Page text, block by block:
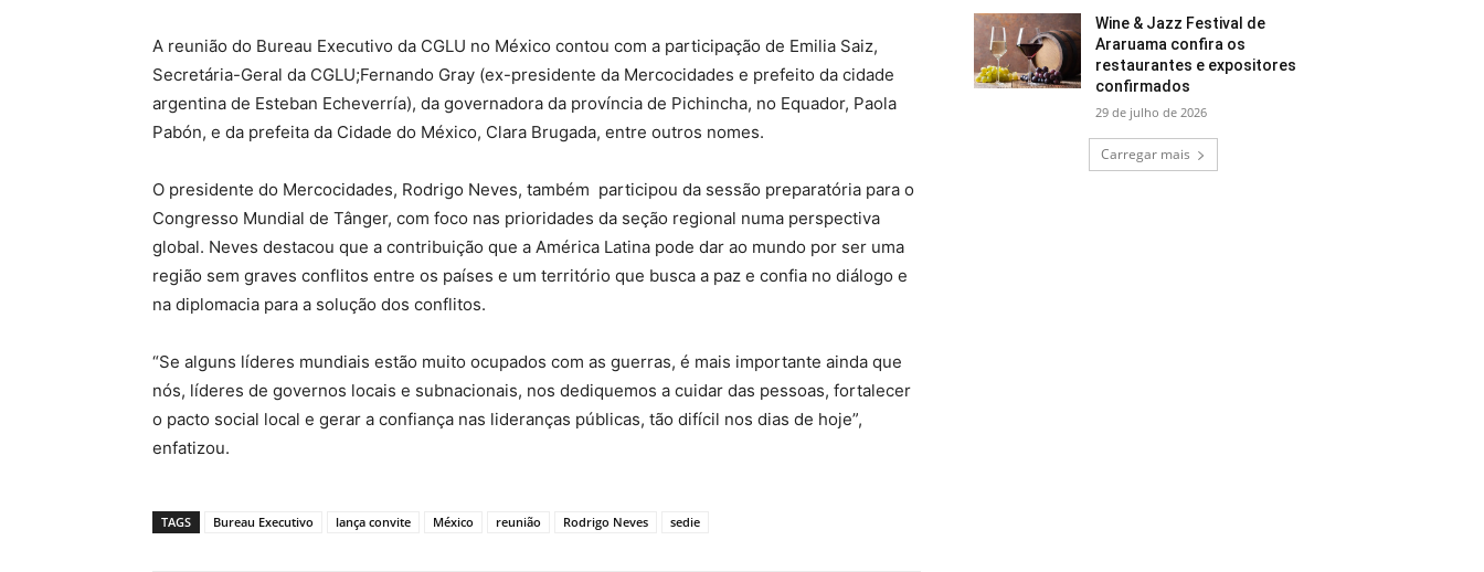
A reunião do Bureau Executivo da CGLU no México contou com a participação de Emilia Saiz,
Secretária-Geral da CGLU;Fernando Gray (ex-presidente da Mercocidades e prefeito da cidade
argentina de Esteban Echeverría), da governadora da província de Pichincha, no Equador, Paola
Pabón, e da prefeita da Cidade do México, Clara Brugada, entre outros nomes.
O presidente do Mercocidades, Rodrigo Neves, também participou da sessão preparatória para o
Congresso Mundial de Tânger, com foco nas prioridades da seção regional numa perspectiva
global. Neves destacou que a contribuição que a América Latina pode dar ao mundo por ser uma
região sem graves conflitos entre os países e um território que busca a paz e confia no diálogo e
na diplomacia para a solução dos conflitos.
“Se alguns líderes mundiais estão muito ocupados com as guerras, é mais importante ainda que
nós, líderes de governos locais e subnacionais, nos dediquemos a cuidar das pessoas, fortalecer
o pacto social local e gerar a confiança nas lideranças públicas, tão difícil nos dias de hoje”,
enfatizou.
TAGS Bureau Executivo lança convite México reunião Rodrigo Neves sedie
Wine & Jazz Festival de
Araruama confira os
restaurantes e expositores
confirmados
29 de julho de 2026
Carregar mais